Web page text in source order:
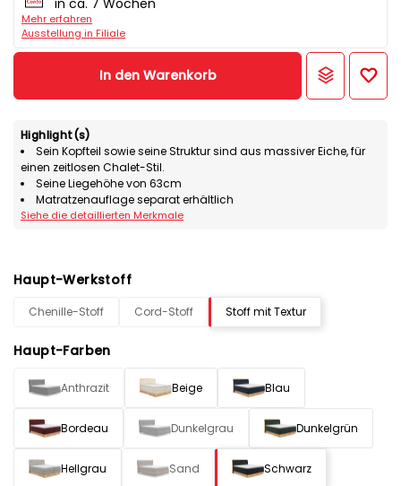
in ca. 7 Wochen
Mehr erfahren
Ausstellung in Filiale
In den Warenkorb
Highlight(s)
Sein Kopfteil sowie seine Struktur sind aus massiver Eiche, für
einen zeitlosen Chalet-Stil.
Seine Liegehöhe von 63cm
Matratzenauflage separat erhältlich
Siehe die detaillierten Merkmale
Haupt-Werkstoff
Chenille-Stoff Cord-Stoff Stoff mit Textur
Haupt-Farben
Anthrazit Beige Blau
Bordeau Dunkelgrau Dunkelgrün
Hellgrau Sand Schwarz